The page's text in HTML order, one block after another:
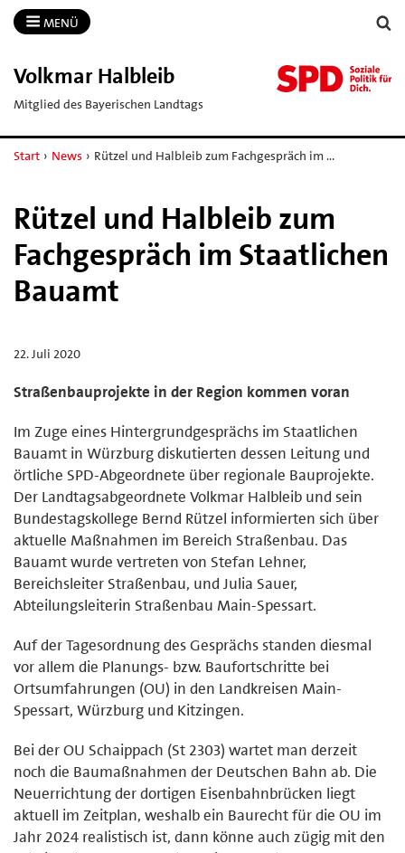
MENÜ
Volkmar Halbleib
Mitglied des Bayerischen Landtags
Start › News › Rützel und Halbleib zum Fachgespräch im …
Rützel und Halbleib zum
Fachgespräch im Staatlichen
Bauamt
22. Juli 2020
Straßenbauprojekte in der Region kommen voran
Im Zuge eines Hintergrundgesprächs im Staatlichen
Bauamt in Würzburg diskutierten dessen Leitung und
örtliche SPD-Abgeordnete über regionale Bauprojekte.
Der Landtagsabgeordnete Volkmar Halbleib und sein
Bundestagskollege Bernd Rützel informierten sich über
aktuelle Maßnahmen im Bereich Straßenbau. Das
Bauamt wurde vertreten von Stefan Lehner,
Bereichsleiter Straßenbau, und Julia Sauer,
Abteilungsleiterin Straßenbau Main-Spessart.
Auf der Tagesordnung des Gesprächs standen diesmal
vor allem die Planungs- bzw. Baufortschritte bei
Ortsumfahrungen (OU) in den Landkreisen Main-
Spessart, Würzburg und Kitzingen.
Bei der OU Schaippach (St 2303) wartet man derzeit
noch die Baumaßnahmen der Deutschen Bahn ab. Die
Neuerrichtung der dortigen Eisenbahnbrücken liegt
aktuell im Zeitplan, weshalb ein Baurecht für die OU im
Jahr 2024 realistisch ist, dann könne auch zügig mit den